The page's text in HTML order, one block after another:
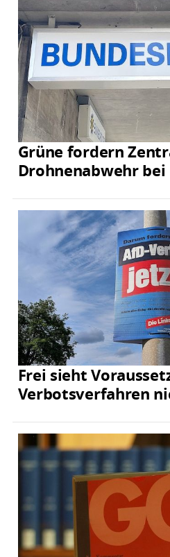
Grüne fordern
Drohnenabwehr
Frei sieht
Verbotsverfahren